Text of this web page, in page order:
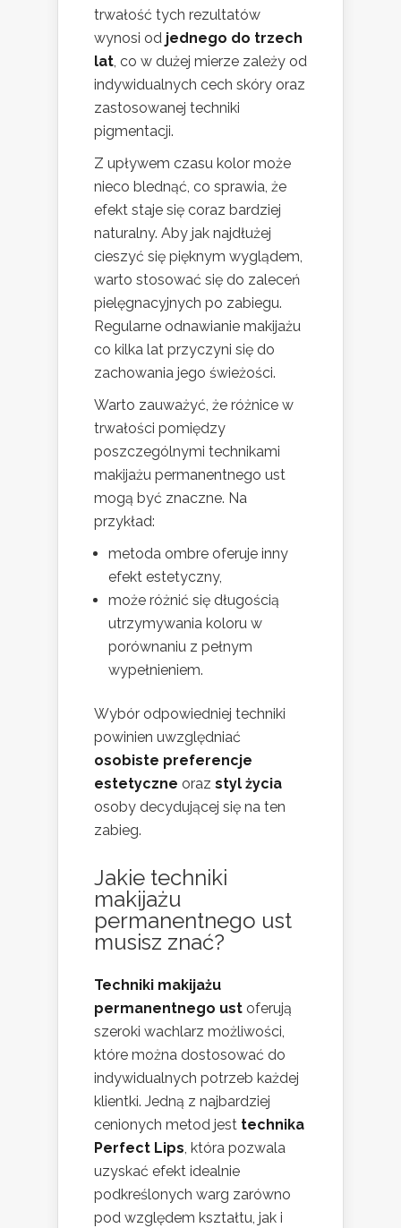
trwałość tych rezultatów
wynosi od jednego do trzech
lat, co w dużej mierze zależy od
indywidualnych cech skóry oraz
zastosowanej techniki
pigmentacji.
Z upływem czasu kolor może
nieco blednąć, co sprawia, że
efekt staje się coraz bardziej
naturalny. Aby jak najdłużej
cieszyć się pięknym wyglądem,
warto stosować się do zaleceń
pielęgnacyjnych po zabiegu.
Regularne odnawianie makijażu
co kilka lat przyczyni się do
zachowania jego świeżości.
Warto zauważyć, że różnice w
trwałości pomiędzy
poszczególnymi technikami
makijażu permanentnego ust
mogą być znaczne. Na
przykład:
metoda ombre oferuje inny
efekt estetyczny,
może różnić się długością
utrzymywania koloru w
porównaniu z pełnym
wypełnieniem.
Wybór odpowiedniej techniki
powinien uwzględniać
osobiste preferencje
estetyczne oraz styl życia
osoby decydującej się na ten
zabieg.
Jakie techniki
makijażu
permanentnego ust
musisz znać?
Techniki makijażu
permanentnego ust oferują
szeroki wachlarz możliwości,
które można dostosować do
indywidualnych potrzeb każdej
klientki. Jedną z najbardziej
cenionych metod jest technika
Perfect Lips, która pozwala
uzyskać efekt idealnie
podkreślonych warg zarówno
pod względem kształtu, jak i